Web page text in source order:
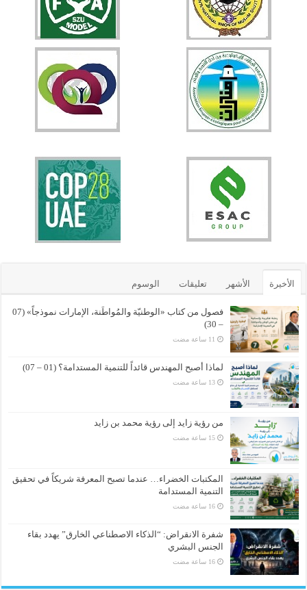
الأخيرة الأشهر تعليقات الوسوم
فصول من كتاب «الوطنيّة والمُواطَنة، الإمارات نموذجاً» (07
– 30)
لماذا أصبح المهندس قائداً للتنمية المستدامة؟ (01 – 07)
من رؤية زايد إلى رؤية محمد بن زايد
المكتبات الخضراء… عندما تصبح المعرفة شريكاً في تحقيق
التنمية المستدامة
شفرة الانقراض: “الذكاء الاصطناعي الخارق” يهدد بقاء
الجنس البشري